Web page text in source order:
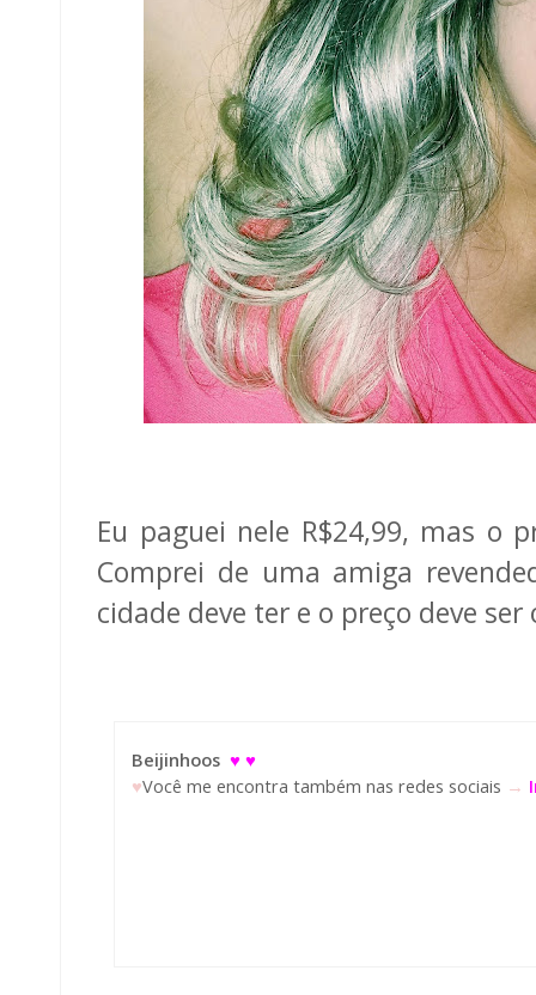
Eu paguei nele R$24,99, mas o
Comprei de uma amiga
cidade deve ter e o preço deve
Beijinhoos ♥ ♥
♥Você me encontra também nas redes sociais →